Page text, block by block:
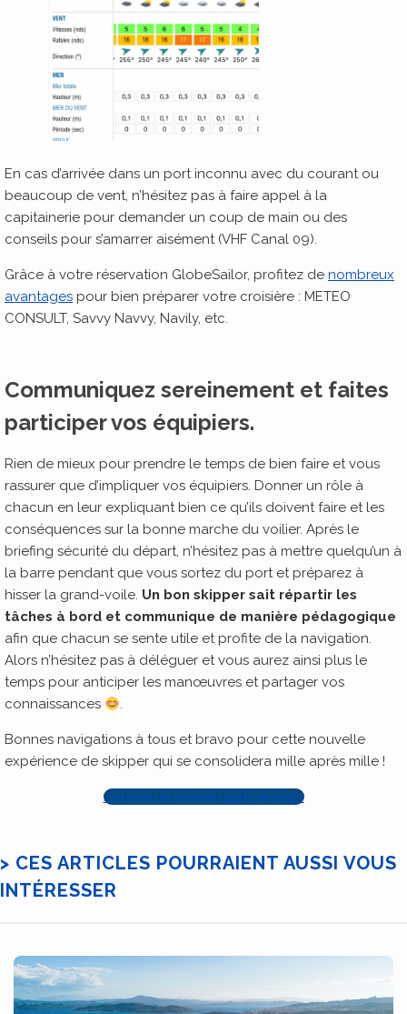
En cas d’arrivée dans un port inconnu avec du courant ou
beaucoup de vent, n’hésitez pas à faire appel à la
capitainerie pour demander un coup de main ou des
conseils pour s’amarrer aisément (VHF Canal 09).
Grâce à votre réservation GlobeSailor, profitez de nombreux
avantages pour bien préparer votre croisière : METEO
CONSULT, Savvy Navvy, Navily, etc.
Communiquez sereinement et faites
participer vos équipiers.
Rien de mieux pour prendre le temps de bien faire et vous
rassurer que d’impliquer vos équipiers. Donner un rôle à
chacun en leur expliquant bien ce qu’ils doivent faire et les
conséquences sur la bonne marche du voilier. Après le
briefing sécurité du départ, n’hésitez pas à mettre quelqu’un à
la barre pendant que vous sortez du port et préparez à
hisser la grand-voile. Un bon skipper sait répartir les
tâches à bord et communique de manière pédagogique
afin que chacun se sente utile et profite de la navigation.
Alors n’hésitez pas à déléguer et vous aurez ainsi plus le
temps pour anticiper les manœuvres et partager vos
connaissances
.
Bonnes navigations à tous et bravo pour cette nouvelle
expérience de skipper qui se consolidera mille après mille !
Je loue un bateau sans skipper
> CES ARTICLES POURRAIENT AUSSI VOUS
INTÉRESSER